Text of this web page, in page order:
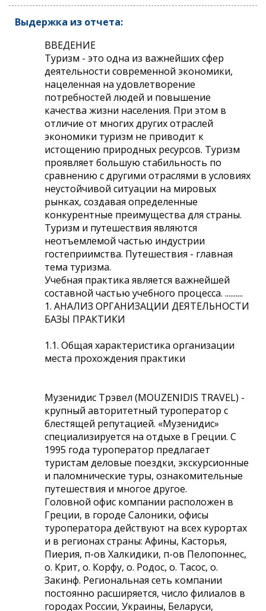
Выдержка из отчета:
ВВЕДЕНИЕ
Туризм - это одна из важнейших сфер
деятельности современной экономики,
нацеленная на удовлетворение
потребностей людей и повышение
качества жизни населения. При этом в
отличие от многих других отраслей
экономики туризм не приводит к
истощению природных ресурсов. Туризм
проявляет большую стабильность по
сравнению с другими отраслями в условиях
неустойчивой ситуации на мировых
рынках, создавая определенные
конкурентные преимущества для страны.
Туризм и путешествия являются
неотъемлемой частью индустрии
гостеприимства. Путешествия - главная
тема туризма.
Учебная практика является важнейшей
составной частью учебного процесса. ..........
1. АНАЛИЗ ОРГАНИЗАЦИИ ДЕЯТЕЛЬНОСТИ
БАЗЫ ПРАКТИКИ
1.1. Общая характеристика организации
места прохождения практики
Музенидис Трэвел (MOUZENIDIS TRAVEL) -
крупный авторитетный туроператор с
блестящей репутацией. «Музенидис»
специализируется на отдыхе в Греции. С
1995 года туроператор предлагает
туристам деловые поездки, экскурсионные
и паломнические туры, ознакомительные
путешествия и многое другое.
Головной офис компании расположен в
Греции, в городе Салоники, офисы
туроператора действуют на всех курортах
и в регионах страны: Афины, Касторья,
Пиерия, п-ов Халкидики, п-ов Пелопоннес,
о. Крит, о. Корфу, о. Родос, о. Тасос, о.
Закинф. Региональная сеть компании
постоянно расширяется, число филиалов в
городах России, Украины, Беларуси,